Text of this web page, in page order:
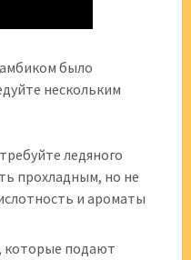
было
нескольким
ледяного
прохладным, но не
и ароматы
которые подают